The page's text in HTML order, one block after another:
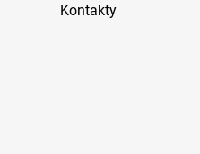
Kontakty